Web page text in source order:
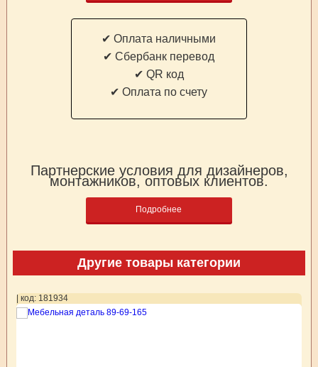
✔ Оплата наличными
✔ Cбербанк перевод
✔ QR код
✔ Оплата по счету
Партнерские условия для дизайнеров,
монтажников, оптовых клиентов.
Подробнее
Другие товары категории
| код: 181934